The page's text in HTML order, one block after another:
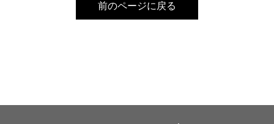
前のページに戻る